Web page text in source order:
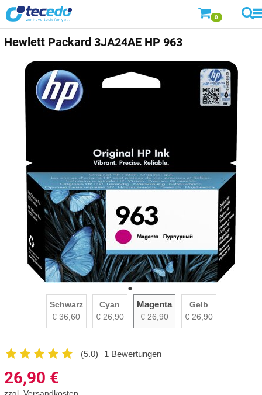
0
Hewlett Packard 3JA24AE HP 963
Schwarz
€ 36,60
Cyan
€ 26,90
Magenta
€ 26,90
Gelb
€ 26,90
(5.0) 1 Bewertungen
26,90 €